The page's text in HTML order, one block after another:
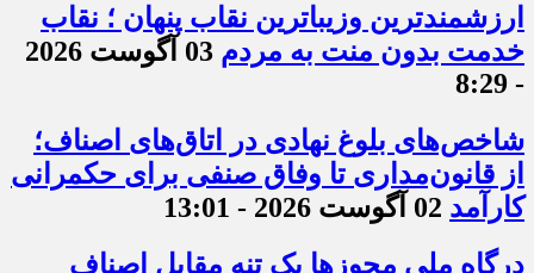
ارزشمندترین وزیباترین نقاب پنهان ؛ نقاب
خدمت بدون منت به مردم
03 آگوست 2026
- 8:29
شاخص‌های بلوغ نهادی در اتاق‌های اصناف؛
از قانون‌مداری تا وفاق صنفی برای حکمرانی
کارآمد 02 آگوست 2026 - 13:01
درگاه ملی مجوزها یک تنه مقابل اصناف